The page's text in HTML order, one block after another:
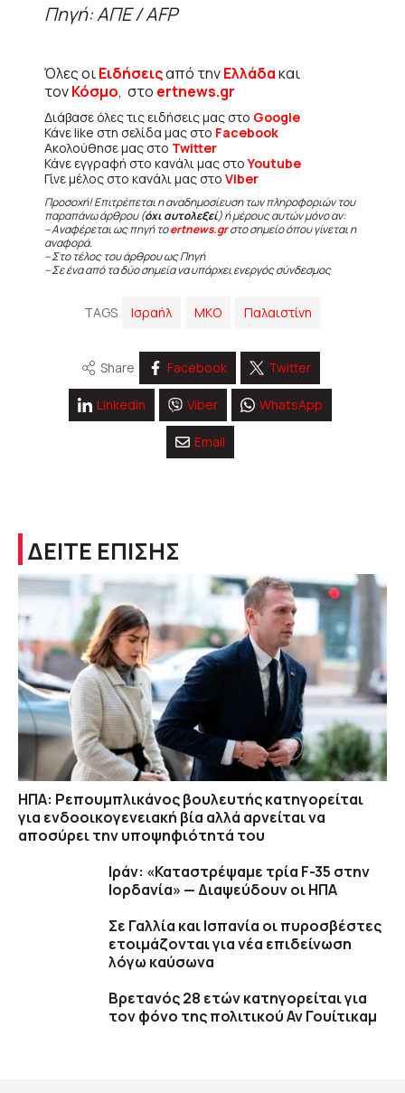
Πηγή: ΑΠΕ / AFP
Όλες οιΕιδήσειςαπό τηνΕλλάδακαι
τονΚόσμο, στο ertnews.gr
Διάβασε όλες τις ειδήσεις μας στο Google
Κάνε like στη σελίδα μας στο Facebook
Ακολούθησε μας στο Twitter
Κάνε εγγραφή στο κανάλι μας στοYoutube
Γίνε μέλος στο κανάλι μας στο Viber
Προσοχή! Επιτρέπεται η αναδημοσίευση των πληροφοριών του
παραπάνω άρθρου (όχι αυτολεξεί) ή μέρους αυτών μόνο αν:
– Αναφέρεται ως πηγή τοertnews.grστο σημείο όπου γίνεται η
αναφορά.
– Στο τέλος του άρθρου ως Πηγή
– Σε ένα από τα δύο σημεία να υπάρχει ενεργός σύνδεσμος
TAGS Ισραήλ ΜΚΟ Παλαιστίνη
Share Facebook Twitter
Linkedin Viber WhatsApp
Email
ΔΕΙΤΕ ΕΠΙΣΗΣ
ΗΠΑ: Ρεπουμπλικάνος βουλευτής κατηγορείται
για ενδοοικογενειακή βία αλλά αρνείται να
αποσύρει την υποψηφιότητά του
Ιράν: «Καταστρέψαμε τρία F-35 στην
Ιορδανία» — Διαψεύδουν οι ΗΠΑ
Σε Γαλλία και Ισπανία οι πυροσβέστες
ετοιμάζονται για νέα επιδείνωση
λόγω καύσωνα
Βρετανός 28 ετών κατηγορείται για
τον φόνο της πολιτικού Αν Γουίτικαμ